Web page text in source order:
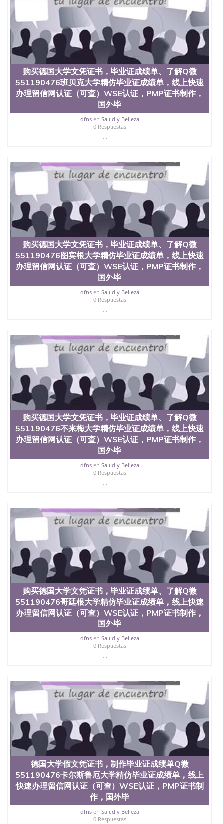
购买德国大学文凭证书，毕业证成绩单、了解Q微
551190476班贝克大学精仿毕业证成绩单，线上快速
办理留信网认证（可查）WSE认证，PMP证书制作，
国外毕
dfnsen Salud y Belleza
0 Respuestas
...
购买德国大学文凭证书，毕业证成绩单、了解Q微
551190476图宾根大学精仿毕业证成绩单，线上快速
办理留信网认证（可查）WSE认证，PMP证书制作，
国外毕
dfnsen Salud y Belleza
0 Respuestas
...
购买德国大学文凭证书，毕业证成绩单、了解Q微
551190476不来梅大学精仿毕业证成绩单，线上快速
办理留信网认证（可查）WSE认证，PMP证书制作，
国外毕
dfnsen Salud y Belleza
0 Respuestas
...
购买德国大学文凭证书，毕业证成绩单、了解Q微
551190476哥廷根大学精仿毕业证成绩单，线上快速
办理留信网认证（可查）WSE认证，PMP证书制作，
国外毕
dfnsen Salud y Belleza
0 Respuestas
...
德国大学假文凭证书，制作毕业证成绩单Q微
551190476卡尔斯鲁厄大学精仿毕业证成绩单，线上
快速办理留信网认证（可查）WSE认证，PMP证书制
作，国外毕
dfnsen Salud y Belleza
0 Respuestas